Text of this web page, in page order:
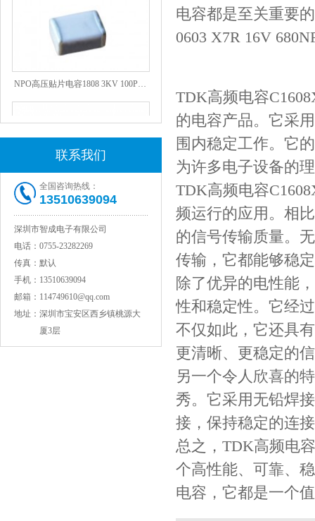
联系我们
全国咨询热线：
13510639094
深圳市智成电子有限公司
电话： 0755-23282269
传真： 默认
手机： 13510639094
邮箱： 114749610@qq.com
地址： 深圳市宝安区西乡镇桃源大
厦3层
电容都是至关重要
0603 X7R 16V
TDK高频电容
的电容产品。它采
围内稳定工作。它
为许多电子设备的
TDK高频电容
频运行的应用。相
的信号传输质量。
传输，它都能够稳
除了优异的电性能
性和稳定性。它经
不仅如此，它还具
更清晰、更稳定的
另一个令人欣喜的
秀。它采用无铅焊
接，保持稳定的连
总之，TDK高频电
个高性能、可靠、
电容，它都是一个